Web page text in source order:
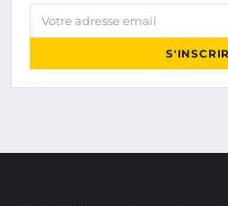
Votre adresse email